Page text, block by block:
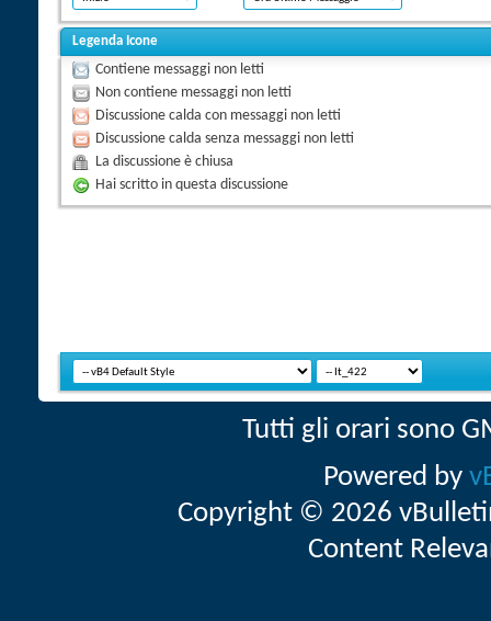
Legenda Icone
Contiene messaggi non letti
Non contiene messaggi non letti
Discussione calda con messaggi non letti
Discussione calda senza messaggi non letti
La discussione è chiusa
Hai scritto in questa discussione
Tutti gli orari sono
Powered by
Copyright © 2026
Content